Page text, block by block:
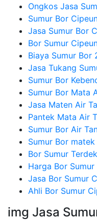
Ongkos Jasa
Sumur Bor
Jasa Sumur Bor
Bor Sumur
Biaya Sumur Bor
Jasa Tukang
Sumur Bor
Sumur Bor Mata
Jasa Maten Air
Pantek Mata Air
Sumur Bor Air
Sumur Bor
Bor Sumur
Harga Bor Sumur
Jasa Bor Sumur
Ahli Bor Sumur
img Jasa